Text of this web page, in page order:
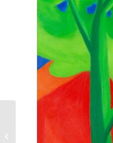
Ulrich Lipp | Magical
Landscape 11